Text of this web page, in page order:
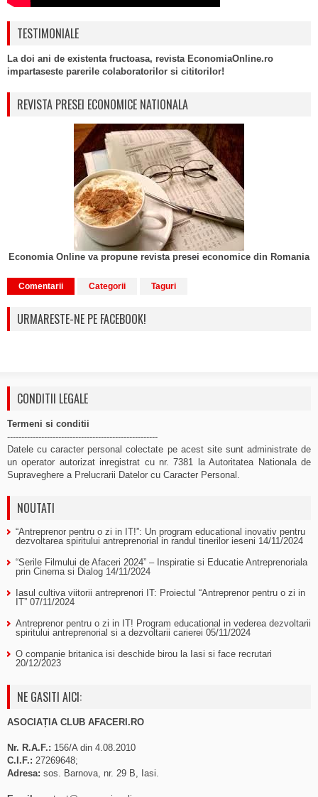
TESTIMONIALE
La doi ani de existenta fructoasa, revista EconomiaOnline.ro
impartaseste parerile colaboratorilor si cititorilor!
REVISTA PRESEI ECONOMICE NATIONALA
Economia Online va propune revista presei economice din Romania
Comentarii Categorii Taguri
URMARESTE-NE PE FACEBOOK!
CONDITII LEGALE
Termeni si conditii
-----------------------------------------------------
Datele cu caracter personal colectate pe acest site sunt administrate de
un operator autorizat inregistrat cu nr. 7381 la Autoritatea Nationala de
Supraveghere a Prelucrarii Datelor cu Caracter Personal.
NOUTATI
“Antreprenor pentru o zi in IT!”: Un program educational inovativ pentru
dezvoltarea spiritului antreprenorial in randul tinerilor ieseni 14/11/2024
“Serile Filmului de Afaceri 2024” – Inspiratie si Educatie Antreprenoriala
prin Cinema si Dialog 14/11/2024
Iasul cultiva viitorii antreprenori IT: Proiectul “Antreprenor pentru o zi in
IT” 07/11/2024
Antreprenor pentru o zi in IT! Program educational in vederea dezvoltarii
spiritului antreprenorial si a dezvoltarii carierei 05/11/2024
O companie britanica isi deschide birou la Iasi si face recrutari
20/12/2023
NE GASITI AICI:
ASOCIAȚIA CLUB AFACERI.RO
Nr. R.A.F.: 156/A din 4.08.2010
C.I.F.: 27269648;
Adresa: sos. Barnova, nr. 29 B, Iasi.